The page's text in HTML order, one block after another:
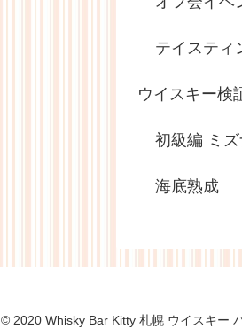
テイスティ
ウイスキー検
初級編 ミ
海底熟成
© 2020 Whisky Bar Kitty 札幌 ウイスキー